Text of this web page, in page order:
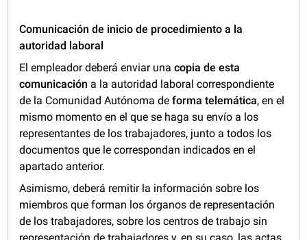
Comunicación de inicio de procedimiento a la
autoridad laboral
El empleador deberá enviar unacopia de esta
comunicación a la autoridad laboral correspondiente
de la Comunidad Autónoma deforma telemática, en el
mismo momento en el que se haga su envío a los
representantes de los trabajadores, junto a todos los
documentos que le correspondan indicados en el
apartado anterior.
Asimismo, deberá remitir la información sobre los
miembros que forman los órganos de representación
de los trabajadores, sobre los centros de trabajo sin